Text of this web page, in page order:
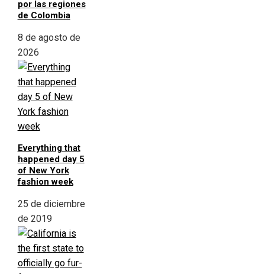
por las regiones
de Colombia
8 de agosto de
2026
Everything that
happened day 5
of New York
fashion week
25 de diciembre
de 2019